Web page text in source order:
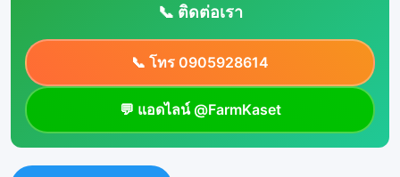
📞 ติดต่อเรา
📞 โทร 0905928614
💬 แอดไลน์ @FarmKaset